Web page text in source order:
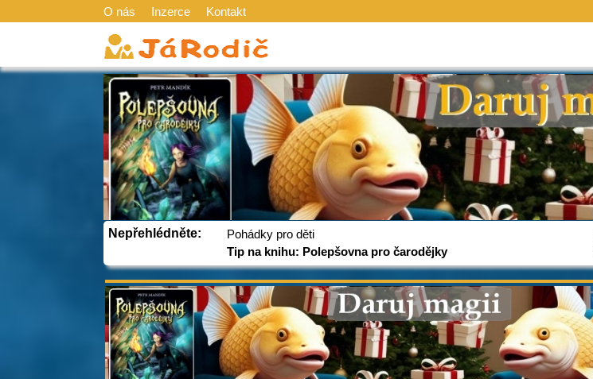
O nás Inzerce Kontakt
Nepřehlédněte:
Pohádky pro děti
Tip na knihu: Polepšovna pro čarodějky